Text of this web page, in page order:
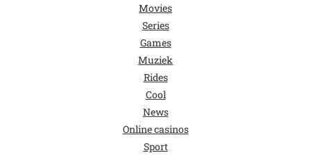
Movies
Series
Games
Muziek
Rides
Cool
News
Online casinos
Sport